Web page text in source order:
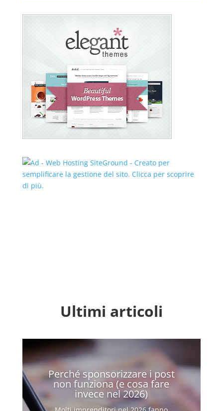
Ultimi articoli
Perché sponsorizzare i post
non funziona (e cosa fare
invece nel 2026)